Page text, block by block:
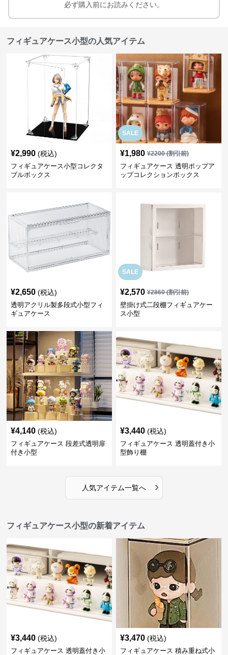
必ず購入前にお読みください。
フィギュアケース小型の人気アイテム
¥2,990 (税込)
フィギュアケース小型コレクタ
ブルボックス
SALE
¥1,980 ¥2200(割引前)
フィギュアケース 透明ポップア
ップコレクションボックス
¥2,650 (税込)
透明アクリル製多段式小型フィ
ギュアケース
SALE
¥2,570 ¥2860(割引前)
壁掛け式二段棚フィギュアケー
ス小型
¥4,140 (税込)
フィギュアケース 段差式透明扉
付き小型
¥3,440 (税込)
フィギュアケース 透明蓋付き小
型飾り棚
人気アイテム一覧へ ›
フィギュアケース小型の新着アイテム
¥3,440 (税込)
フィギュアケース 透明蓋付き小
¥3,470 (税込)
フィギュアケース 積み重ね式小